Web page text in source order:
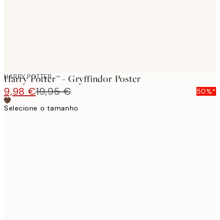
HARRY POTTER
Harry Potter™ - Gryffindor Poster
9,98 €19,95 €
50%*
Selecione o tamanho